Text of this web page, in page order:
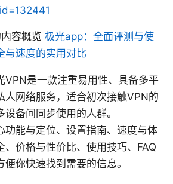
容概览 极光app：全面评测与使
与速度的实用对比
VPN是一款注重易用性、具备多平
人网络服务，适合初次接触VPN的
设备间同步使用的人群。
功能与定位、设置指南、速度与体
、价格与性价比、使用技巧、FAQ
你快速找到需要的信息。